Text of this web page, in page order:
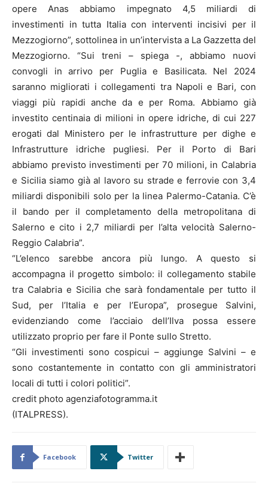
opere Anas abbiamo impegnato 4,5 miliardi di
investimenti in tutta Italia con interventi incisivi per il
Mezzogiorno”, sottolinea in un’intervista a La Gazzetta del
Mezzogiorno. “Sui treni – spiega -, abbiamo nuovi
convogli in arrivo per Puglia e Basilicata. Nel 2024
saranno migliorati i collegamenti tra Napoli e Bari, con
viaggi più rapidi anche da e per Roma. Abbiamo già
investito centinaia di milioni in opere idriche, di cui 227
erogati dal Ministero per le infrastrutture per dighe e
Infrastrutture idriche pugliesi. Per il Porto di Bari
abbiamo previsto investimenti per 70 milioni, in Calabria
e Sicilia siamo già al lavoro su strade e ferrovie con 3,4
miliardi disponibili solo per la linea Palermo-Catania. C’è
il bando per il completamento della metropolitana di
Salerno e cito i 2,7 miliardi per l’alta velocità Salerno-
Reggio Calabria”.
“L’elenco sarebbe ancora più lungo. A questo si
accompagna il progetto simbolo: il collegamento stabile
tra Calabria e Sicilia che sarà fondamentale per tutto il
Sud, per l’Italia e per l’Europa”, prosegue Salvini,
evidenziando come l’acciaio dell’Ilva possa essere
utilizzato proprio per fare il Ponte sullo Stretto.
“Gli investimenti sono cospicui – aggiunge Salvini – e
sono costantemente in contatto con gli amministratori
locali di tutti i colori politici”.
credit photo agenziafotogramma.it
(ITALPRESS).
Facebook Twitter